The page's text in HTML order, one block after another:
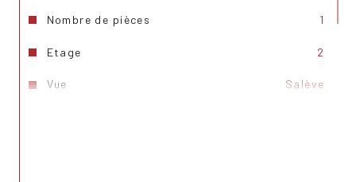
Nombre de pièces 1
Etage 2
Vue
Salève